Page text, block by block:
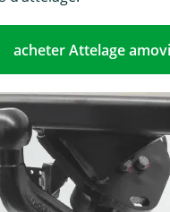
acheter Attelage